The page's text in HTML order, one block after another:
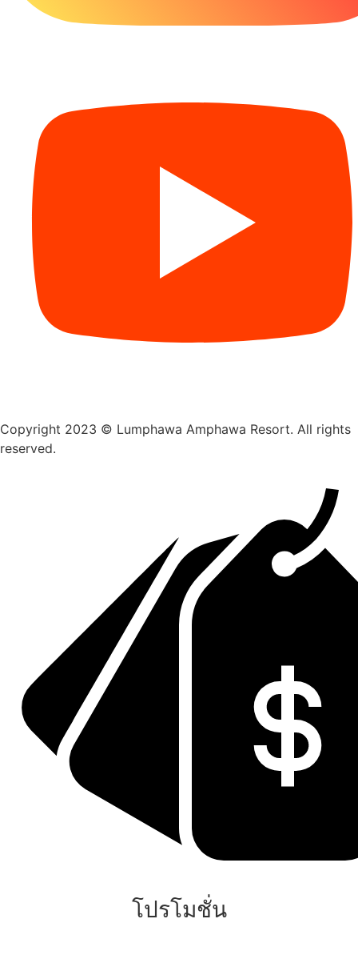
Copyright 2023 © Lumphawa Amphawa Resort. All rights
reserved.
โปรโมชั่น